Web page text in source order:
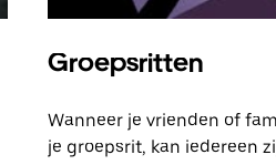
Groepsritten
Wanneer je vrienden of
je groepsrit, kan iedereen